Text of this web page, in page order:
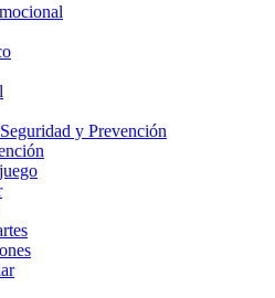
Seguridad y Prevención